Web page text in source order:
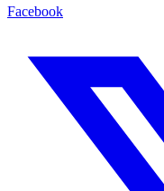
Facebook